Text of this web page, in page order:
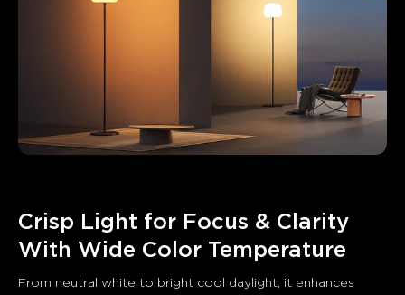
Crisp Light for Focus & Clarity
With Wide Color Temperature
From neutral white to bright cool daylight, it enhances